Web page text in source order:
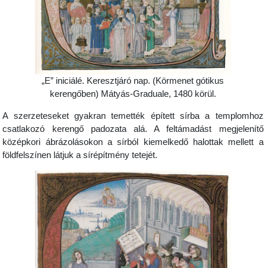
„E” iniciálé. Keresztjáró nap. (Körmenet gótikus
kerengőben) Mátyás-Graduale, 1480 körül.
A szerzeteseket gyakran temették épített sírba a templomhoz
csatlakozó kerengő padozata alá. A feltámadást megjelenítő
középkori ábrázolásokon a sírból kiemelkedő halottak mellett a
földfelszínen látjuk a sírépítmény tetejét.